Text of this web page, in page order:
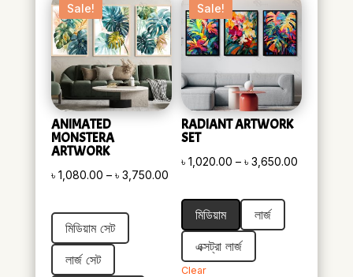
Sale!
ANIMATED
MONSTERA
ARTWORK
৳ 1,080.00 – ৳ 3,750.00Price
৳ 1,080.00
through
৳ 3,750.00
মিডিয়াম সেট
লার্জ সেট
Sale!
RADIANT ARTWORK
SET
৳1,020.00 – ৳3,650.00
মিডিয়াম
লার্জ
এক্সট্রা লার্জ
Clear